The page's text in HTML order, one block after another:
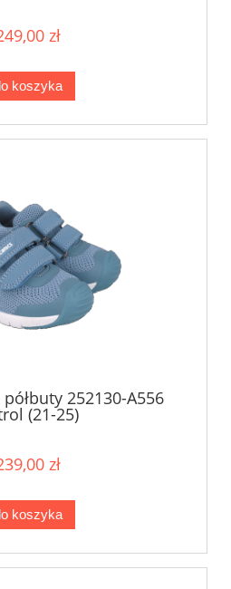
zł
koszyka
półbuty 252130-A556
(21-25)
zł
koszyka